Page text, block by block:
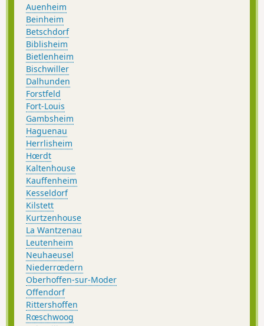
Auenheim
Beinheim
Betschdorf
Biblisheim
Bietlenheim
Bischwiller
Dalhunden
Forstfeld
Fort-Louis
Gambsheim
Haguenau
Herrlisheim
Hœrdt
Kaltenhouse
Kauffenheim
Kesseldorf
Kilstett
Kurtzenhouse
La Wantzenau
Leutenheim
Neuhaeusel
Niederrœdern
Oberhoffen-sur-Moder
Offendorf
Rittershoffen
Rœschwoog